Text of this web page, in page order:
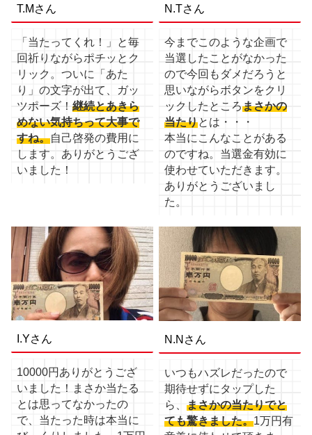
T.Mさん
「当たってくれ！」と毎
回祈りながらポチッとク
リック。ついに「あた
り」の文字が出て、ガッ
ツポーズ！ 継続とあきら
めない気持ちって大事で
すね。自己啓発の費用に
します。ありがとうござ
いました！
N.Tさん
今までこのような企画で
当選したことがなかった
ので今回もダメだろうと
思いながらボタンをクリ
ックしたところまさかの
当たりとは・・・
本当にこんなことがある
のですね。当選金有効に
使わせていただきます。
ありがとうございまし
た。
I.Yさん
10000円ありがとうござ
いました！まさか当たる
とは思ってなかったの
で、当たった時は本当に
N.Nさん
いつもハズレだったので
期待せずにタップした
ら、 まさかの当たりでと
ても驚きました。1万円有